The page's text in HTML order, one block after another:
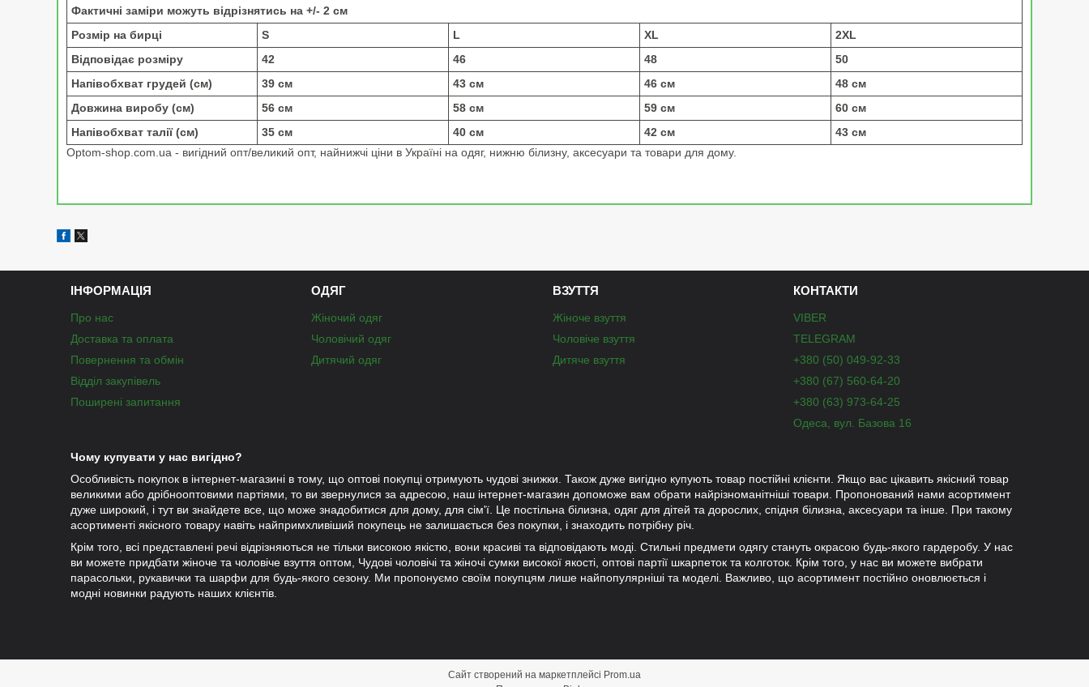
Фактичні заміри можуть відрізнятись на +/- 2 см
Розмір на бирці
S L XL
2XL
Відповідає розміру
42 46 48
50
Напівобхват грудей (см)
39 см 43 см 46 см
48 см
Довжина виробу (см)
56 см 58 см 59 см
60 см
Напівобхват талії (см)
35 см 40 см 42 см
43 см
Optom-shop.com.ua - вигідний опт/великий опт, найнижчі ціни в Україні на одяг, нижню білизну, аксесуари та товари для дому.
ІНФОРМАЦІЯ
Про нас
Доставка та оплата
Повернення та обмін
Відділ закупівель
Поширені запитання
ОДЯГ
Жіночий одяг
Чоловічий одяг
Дитячий одяг
ВЗУТТЯ
Жіноче взуття
Чоловіче взуття
Дитяче взуття
КОНТАКТИ
VIBER
TELEGRAM
+380 (50) 049-92-33
+380 (67) 560-64-20
+380 (63) 973-64-25
Одеса, вул. Базова 16
Чому купувати у нас вигідно?
Особливість покупок в інтернет-магазині в тому, що оптові покупці отримують чудові знижки. Також дуже вигідно купують товар постійні клієнти. Якщо вас цікавить якісний товар
великими або дрібнооптовими партіями, то ви звернулися за адресою, наш інтернет-магазин допоможе вам обрати найрізноманітніші товари. Пропонований нами асортимент
дуже широкий, і тут ви знайдете все, що може знадобитися для дому, для сім'ї. Це постільна білизна, одяг для дітей та дорослих, спідня білизна, аксесуари та інше. При такому
асортименті якісного товару навіть найпримхливіший покупець не залишається без покупки, і знаходить потрібну річ.
Крім того, всі представлені речі відрізняються не тільки високою якістю, вони красиві та відповідають моді. Стильні предмети одягу стануть окрасою будь-якого гардеробу. У нас
ви можете придбати жіноче та чоловіче взуття оптом, Чудові чоловічі та жіночі сумки високої якості, оптові партії шкарпеток та колготок. Крім того, у нас ви можете вибрати
парасольки, рукавички та шарфи для будь-якого сезону. Ми пропонуємо своїм покупцям лише найпопулярніші та моделі. Важливо, що асортимент постійно оновлюється і
модні новинки радують наших клієнтів.
Сайт створений на маркетплейсі Prom.ua